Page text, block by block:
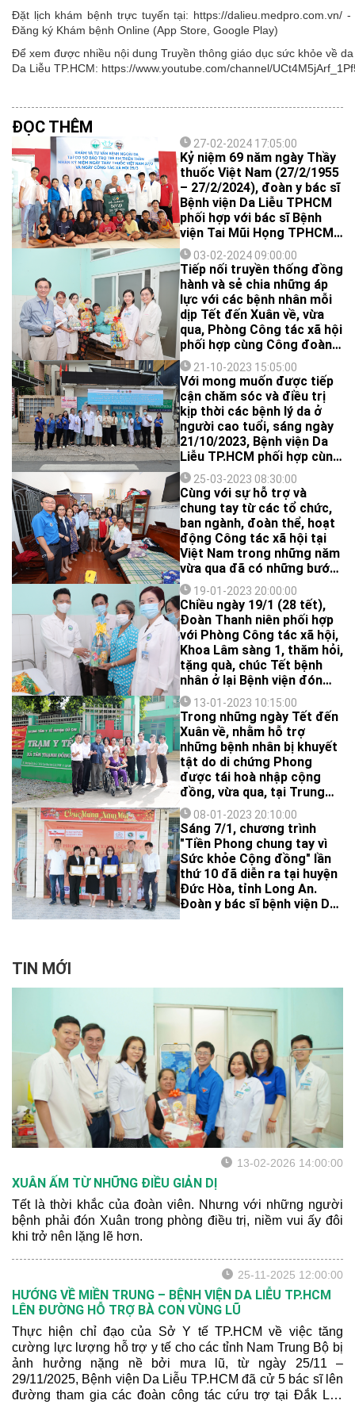
Đặt lịch khám bệnh trực tuyến tại: https://dalieu.medpro.com.vn/
Đăng ký Khám bệnh Online (App Store, Google Play)
Để xem được nhiều nội dung Truyền thông giáo dục sức khỏe về
Da Liễu TP.HCM: https://www.youtube.com/channel/
ĐỌC THÊM
27-02-2024 17:05:00
Kỷ niệm 69 năm ngày Thầy
thuốc Việt Nam (27/2/1955
– 27/2/2024), đoàn y bác sĩ
Bệnh viện Da Liễu TPHCM
phối hợp với bác sĩ Bệnh
viện Tai Mũi Họng TPHCM
đã thăm khám, phát thuốc,
tặng quà cho 130 trẻ em
tại cơ sở bảo trợ trẻ em
Thiên Thần (tại Phường
Long Trường, TP Thủ Đức).
03-02-2024 09:00:00
Tiếp nối truyền thống đồng
hành và sẻ chia những áp
lực với các bệnh nhân mỗi
dịp Tết đến Xuân về, vừa
qua, Phòng Công tác xã hội
phối hợp cùng Công đoàn,
Đoàn Thanh niên, Khoa
Lâm sàng 1 đã đến thăm
hỏi, tặng quà, chúc Tết
những bệnh nhân có hoàn
cảnh khó khăn đang điều
trị tại bệnh viện.
21-10-2023 15:05:00
Với mong muốn được tiếp
cận chăm sóc và điều trị
kịp thời các bệnh lý da ở
người cao tuổi, sáng ngày
21/10/2023, Bệnh viện Da
Liễu TP.HCM phối hợp cùng
Đoàn Thanh niên phường
Võ Thị Sáu, Quận 3 đã tổ
chức buổi khám và tư vấn
miễn phí các bệnh lý về da
cho người cao tuổi trên địa
bàn phường.
25-03-2023 08:30:00
Cùng với sự hỗ trợ và
chung tay từ các tổ chức,
ban ngành, đoàn thể, hoạt
động Công tác xã hội tại
Việt Nam trong những năm
vừa qua đã có những bước
đổi mới nhất định.
19-01-2023 20:00:00
Chiều ngày 19/1 (28 tết),
Đoàn Thanh niên phối hợp
với Phòng Công tác xã hội,
Khoa Lâm sàng 1, thăm hỏi,
tặng quà, chúc Tết bệnh
nhân ở lại Bệnh viện đón
Tết.13-01-2023 10:15:00
Trong những ngày Tết đến
Xuân về, nhằm hỗ trợ
những bệnh nhân bị khuyết
tật do di chứng Phong
được tái hoà nhập cộng
đồng, vừa qua, tại Trung
tâm Y tế huyện Củ Chi và
Trung tâm Y tế Quận 8,
Bệnh viện Da Liễu TP.HCM
đã trao tặng tổng cộng 2
xe lăn cho các hoàn cảnh
này.
08-01-2023 20:10:00
Sáng 7/1, chương trình
"Tiền Phong chung tay vì
Sức khỏe Cộng đồng" lần
thứ 10 đã diễn ra tại huyện
Đức Hòa, tỉnh Long An.
Đoàn y bác sĩ bệnh viện Da
khó khăn trên địa bàn
TIN MỚI
13-02-2026 14:00:00
XUÂN ẤM TỪ NHỮNG ĐIỀU GIẢN DỊ
Tết là thời khắc của đoàn viên. Nhưng với những người
bệnh phải đón Xuân trong phòng điều trị, niềm vui ấy đôi
khi trở nên lặng lẽ hơn.
25-11-2025 12:00:00
HƯỚNG VỀ MIỀN TRUNG – BỆNH VIỆN DA LIỄU TP.HCM
LÊN ĐƯỜNG HỖ TRỢ BÀ CON VÙNG LŨ
Thực hiện chỉ đạo của Sở Y tế TP.HCM về việc tăng
cường lực lượng hỗ trợ y tế cho các tỉnh Nam Trung Bộ bị
ảnh hưởng nặng nề bởi mưa lũ, từ ngày 25/11 –
29/11/2025, Bệnh viện Da Liễu TP.HCM đã cử 5 bác sĩ lên
đường tham gia các đoàn công tác cứu trợ tại Đắk Lắk